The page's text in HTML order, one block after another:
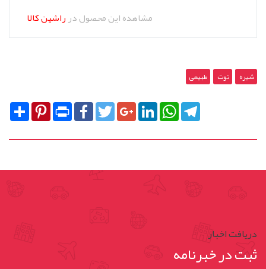
مشاهده این محصول درراشین کالا
شیره توت طبیعی
SharePinterestPrint FacebookTwitterGoogle+LinkedInWhatsApp
دریافت اخبار
ثبت در خبرنامه